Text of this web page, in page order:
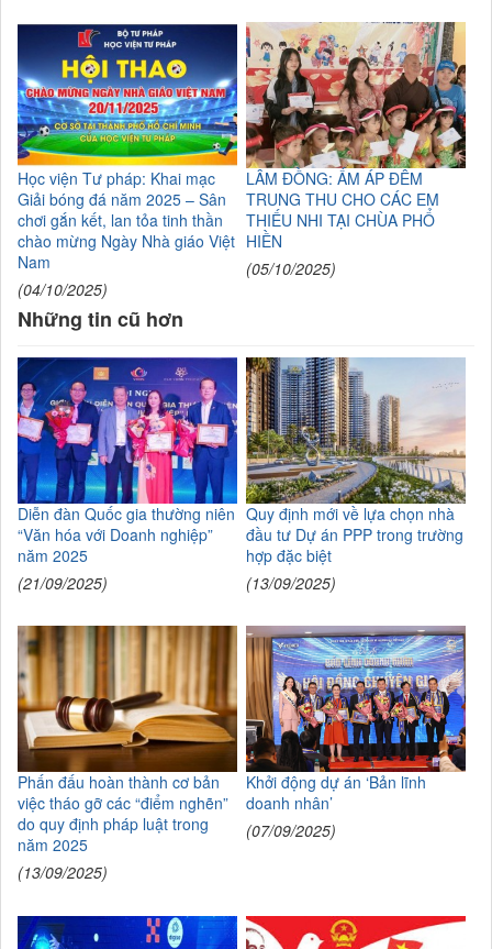
Học viện Tư pháp: Khai mạc
Giải bóng đá năm 2025 – Sân
chơi gắn kết, lan tỏa tinh thần
chào mừng Ngày Nhà giáo Việt
Nam
(04/10/2025)
LÂM ĐỒNG: ẤM ÁP ĐÊM
TRUNG THU CHO CÁC EM
THIẾU NHI TẠI CHÙA PHỔ
HIỀN
(05/10/2025)
Những tin cũ hơn
Diễn đàn Quốc gia thường niên
“Văn hóa với Doanh nghiệp”
năm 2025
(21/09/2025)
Quy định mới về lựa chọn nhà
đầu tư Dự án PPP trong trường
hợp đặc biệt
(13/09/2025)
Phấn đấu hoàn thành cơ bản
việc tháo gỡ các “điểm nghẽn”
do quy định pháp luật trong
năm 2025
(13/09/2025)
Khởi động dự án ‘Bản lĩnh
doanh nhân’
(07/09/2025)